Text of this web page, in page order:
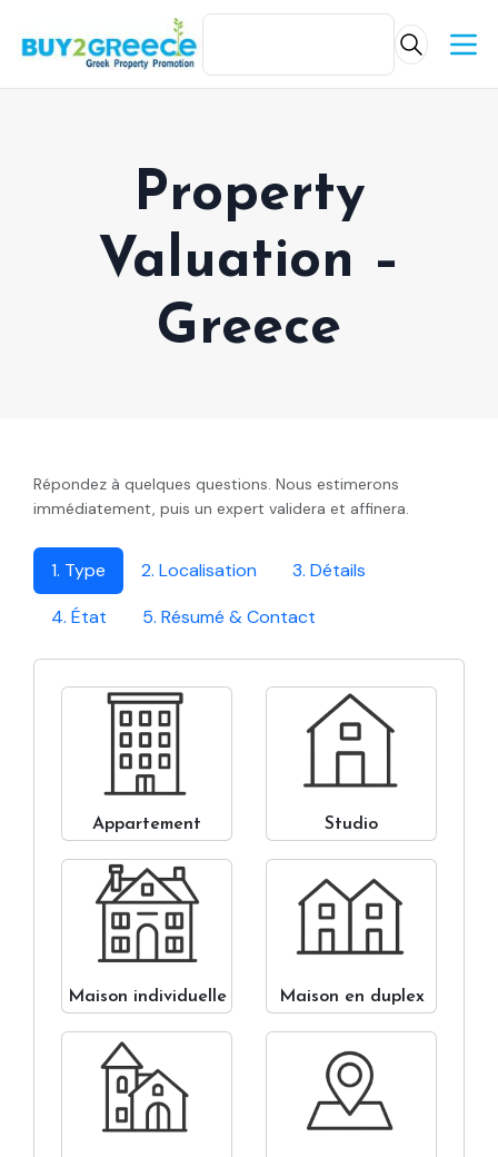
Property
Valuation –
Greece
Répondez à quelques questions. Nous estimerons
immédiatement, puis un expert validera et affinera.
1. Type 2. Localisation
3. Détails
4. État
5. Résumé & Contact
Appartement Studio
Maison individuelle Maison en duplex